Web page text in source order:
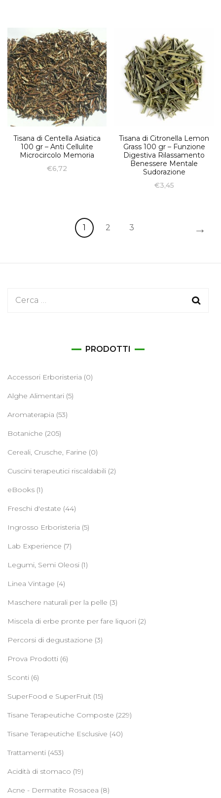
Tisana di Centella Asiatica
100 gr – Anti Cellulite
Microcircolo Memoria
€6,72
Tisana di Citronella Lemon
Grass 100 gr – Funzione
Digestiva Rilassamento
Benessere Mentale
Sudorazione
€3,45
1 2 3 →
Ricerca
PRODOTTI
Accessori Erboristeria (0)
Alghe Alimentari (5)
Aromaterapia (53)
Botaniche (205)
Cereali, Crusche, Farine (0)
Cuscini terapeutici riscaldabili (2)
eBooks (1)
Freschi d'estate (44)
Ingrosso Erboristeria (5)
Lab Experience (7)
Legumi, Semi Oleosi (1)
Linea Vintage (4)
Maschere naturali per la pelle (3)
Miscela di erbe pronte per fare liquori (2)
Percorsi di degustazione (3)
Prova Prodotti (6)
Sconti (6)
SuperFood e SuperFruit (15)
Tisane Terapeutiche Composte (229)
Tisane Terapeutiche Esclusive (40)
Trattamenti (453)
Acidità di stomaco (19)
Acne - Dermatite Rosacea (8)